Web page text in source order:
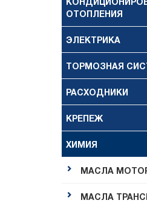
ОТОПЛЕНИЯ
ЭЛЕКТРИКА
ТОРМОЗНАЯ
РАСХОДНИКИ
КРЕПЕЖ
ХИМИЯ
МАСЛА
МАСЛА